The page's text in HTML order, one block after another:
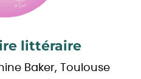
littéraire
Baker, Toulouse